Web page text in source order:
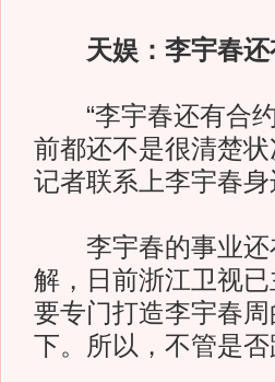
天娱：李宇春
“李宇春还有合约
前都还不是很清楚
记者联系上李宇春
李宇春的事业还
解，日前浙江卫视
要专门打造李宇春
下。所以，不管是